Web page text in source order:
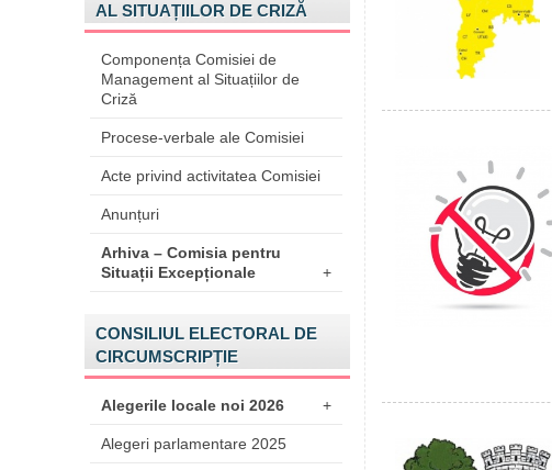
AL SITUAȚIILOR DE CRIZĂ
Componența Comisiei de
Management al Situațiilor de
Criză
Procese-verbale ale Comisiei
Acte privind activitatea Comisiei
Anunțuri
Arhiva – Comisia pentru
Situații Excepționale
+
CONSILIUL ELECTORAL DE
CIRCUMSCRIPȚIE
Alegerile locale noi 2026 +
Alegeri parlamentare 2025